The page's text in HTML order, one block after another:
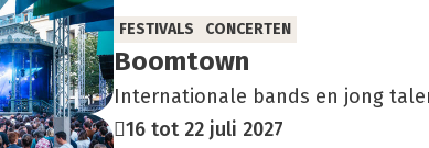
Boom­to­wn
Internationale bands en jong
FESTIVALS CONCERTEN
16 tot 22 juli 2027